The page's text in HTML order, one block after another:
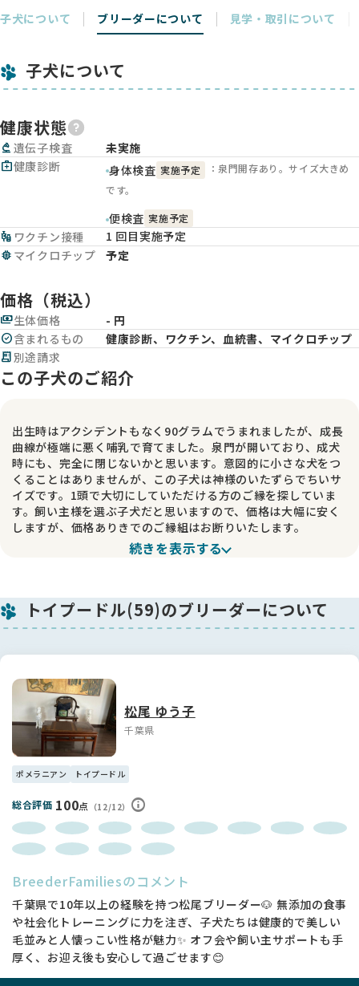
子犬について ブリーダーについて 見学・取引について
子犬について
健康状態
biotech 遺伝子検査
未実施
medical_services健康診断 身体検査 実施予定
：泉門開存あり。サイズ大きめ
です。
便検査 実施予定
vaccines ワクチン接種
1 回目実施予定
memory マイクロチップ 予定
価格（税込）
payments生体価格
- 円
check_circle含まれるもの
健康診断、ワクチン、血統書、マイクロチップ
receipt_long別途請求
この子犬のご紹介
出生時はアクシデントもなく90グラムでうまれましたが、成長
曲線が極端に悪く哺乳で育てました。泉門が開いており、成犬
時にも、完全に閉じないかと思います。意図的に小さな犬をつ
くることはありませんが、この子犬は神様のいたずらでちいサ
イズです。1頭で大切にしていただける方のご縁を探していま
す。飼い主様を選ぶ子犬だと思いますので、価格は大幅に安く
しますが、価格ありきでのご縁組はお断りいたします。
※小さすぎて、処置ができなかったため、狼爪があります。ト
続きを表示する
トイプードル(59)のブリーダーについて
松尾 ゆう子
千葉県
ポメラニアン トイプードル
総合評価 100点 （12/12）
BreederFamiliesのコメント
千葉県で10年以上の経験を持つ松尾ブリーダー🐶 無添加の食事
や社会化トレーニングに力を注ぎ、子犬たちは健康的で美しい
毛並みと人懐っこい性格が魅力✨ オフ会や飼い主サポートも手
厚く、お迎え後も安心して過ごせます😊